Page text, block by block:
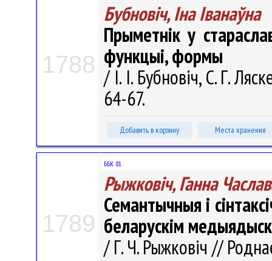
1788
Бубновіч, Іна Іванаўна
Прыметнік у
функцыі, формы
/ І. І. Бубновіч, С. Г.
64-67.
Добавить в корзину Места хранения
1789
ББК 81
Рыжковіч, Ганна
Семантычныя і
беларускім
/ Г. Ч. Рыжковіч //